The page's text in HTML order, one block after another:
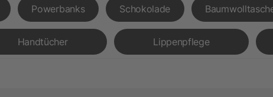
Powerbanks Schokolade
Handtücher Lippenpflege